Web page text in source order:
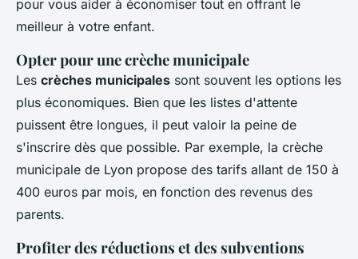
pour vous aider à économiser tout en offrant le
meilleur à votre enfant.
Opter pour une crèche municipale
Les crèches municipales sont souvent les options les
plus économiques. Bien que les listes d'attente
puissent être longues, il peut valoir la peine de
s'inscrire dès que possible. Par exemple, la crèche
municipale de Lyon propose des tarifs allant de 150 à
400 euros par mois, en fonction des revenus des
parents.
Profiter des réductions et des subventions